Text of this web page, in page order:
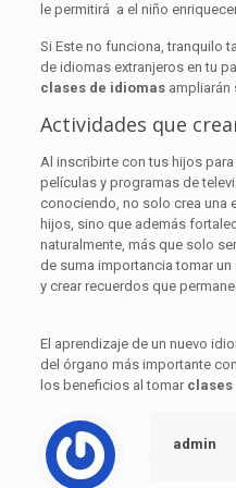
le permitirá a el niño
Si Este no funciona, tranquilo
de idiomas extranjeros en tu
clases de idiomas
Actividades que
Al inscribirte con tus hijos
películas y programas de
conociendo, no solo crea una
hijos, sino que además
naturalmente, más que solo
de suma importancia tomar
y crear recuerdos que
El aprendizaje de un nuevo
del órgano más importante
los beneficios al tomar clases
admin